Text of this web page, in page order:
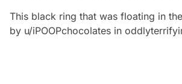
This black ring that was floating in
by u/iPOOPchocolates in